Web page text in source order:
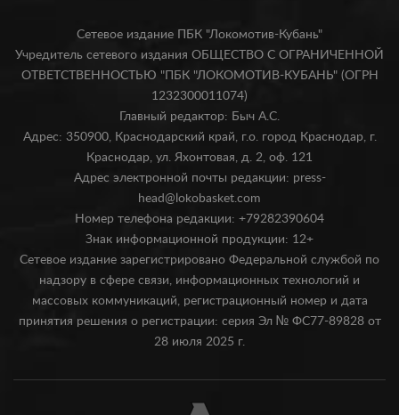
Сетевое издание ПБК "Локомотив-Кубань"
Учредитель сетевого издания ОБЩЕСТВО С ОГРАНИЧЕННОЙ
ОТВЕТСТВЕННОСТЬЮ "ПБК "ЛОКОМОТИВ-КУБАНЬ" (ОГРН
1232300011074)
Главный редактор: Быч А.С.
Адрес: 350900, Краснодарский край, г.о. город Краснодар, г.
Краснодар, ул. Яхонтовая, д. 2, оф. 121
Адрес электронной почты редакции: press-
head@lokobasket.com
Номер телефона редакции: +79282390604
Знак информационной продукции: 12+
Сетевое издание зарегистрировано Федеральной службой по
надзору в сфере связи, информационных технологий и
массовых коммуникаций, регистрационный номер и дата
принятия решения о регистрации: серия Эл № ФС77-89828 от
28 июля 2025 г.